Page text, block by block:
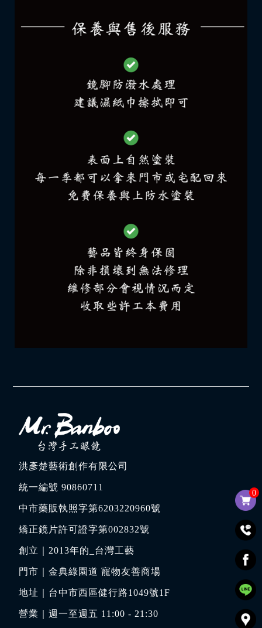
0
洪彥楚藝術創作有限公司
統一編號 90860711
中市藥販執照字第6203220960號
矯正鏡片許可證字第002832號
創立｜ 2013年的_台灣工藝
門市｜金典綠園道 寵物友善商場
地址｜ 台中市西區健行路1049號1F
營業｜週一至週五 11:00 - 21:30